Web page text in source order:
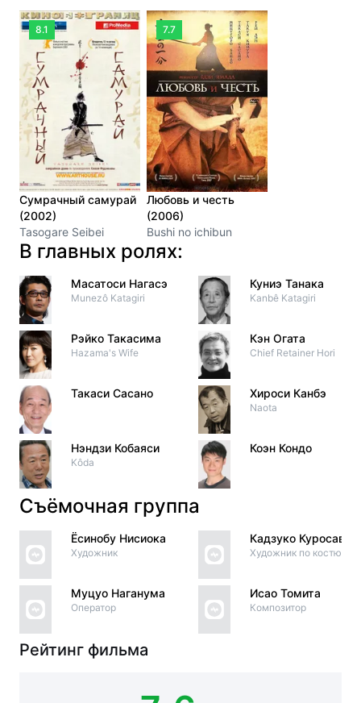
8.1
Сумрачный самурай
(2002)
Tasogare Seibei
7.7
Любовь и честь
(2006)
Bushi no ichibun
В главных ролях:
Масатоси Нагасэ
Munezô Katagiri
Рэйко Такасима
Hazama's Wife
Такаси Сасано
Нэндзи Кобаяси
Kôda
Куниэ Танака
Kanbê Katagiri
Кэн Огата
Chief Retainer Hori
Хироси Канбэ
Naota
Коэн Кондо
Съёмочная группа
Ёсинобу Нисиока
Художник
Муцуо Наганума
Оператор
Кадзуко Куросава
Художник по костюмам
Исао Томита
Композитор
Рейтинг фильма